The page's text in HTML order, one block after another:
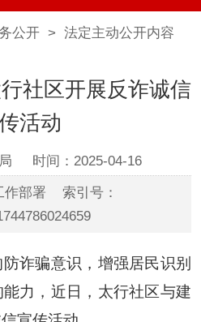
公开> 法定主动公开内容
社区开展反诈诚信
活动
时间：2025-04-16
作部署 索引号：
诈骗意识，增强居民识别
力，近日，太行社区与建